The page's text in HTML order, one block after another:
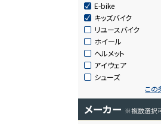
E-bike
キッズバイク
リユースバイク
ホイール
ヘルメット
アイウェア
シューズ
この
メーカー ※複数選択